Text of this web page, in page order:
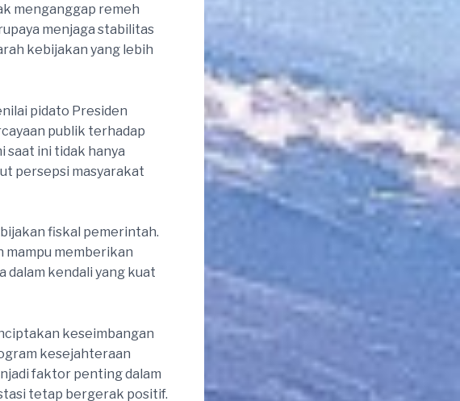
menganggap remeh
menjaga stabilitas
kebijakan yang lebih
pidato Presiden
publik terhadap
saat ini tidak hanya
persepsi masyarakat
fiskal pemerintah.
mampu memberikan
dalam kendali yang kuat
keseimbangan
kesejahteraan
faktor penting dalam
tetap bergerak positif.